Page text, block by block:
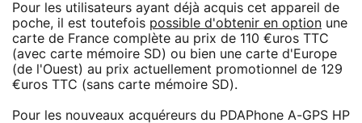
Pour les utilisateurs ayant déjà acquis cet appareil de
poche, il est toutefois possible d'obtenir en option une
carte de France complète au prix de 110 €uros TTC
(avec carte mémoire SD) ou bien une carte d'Europe
(de l'Ouest) au prix actuellement promotionnel de 129
€uros TTC (sans carte mémoire SD).
Pour les nouveaux acquéreurs du PDAPhone A-GPS HP